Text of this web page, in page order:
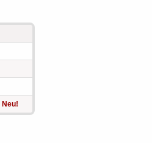
Neu!